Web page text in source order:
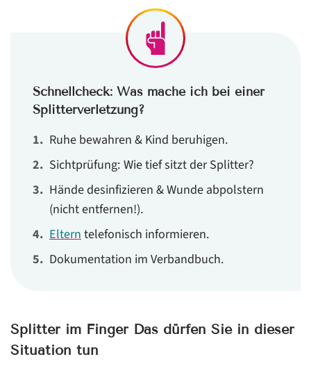
Schnellcheck: Was mache ich bei einer
Splitterverletzung?
Ruhe bewahren & Kind beruhigen.
Sichtprüfung: Wie tief sitzt der Splitter?
Hände desinfizieren & Wunde abpolstern
(nicht entfernen!).
Elterntelefonisch informieren.
Dokumentation im Verbandbuch.
Splitter im Finger Das dürfen Sie in dieser
Situation tun